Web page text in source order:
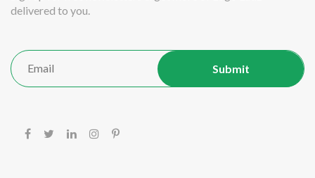
delivered to you.